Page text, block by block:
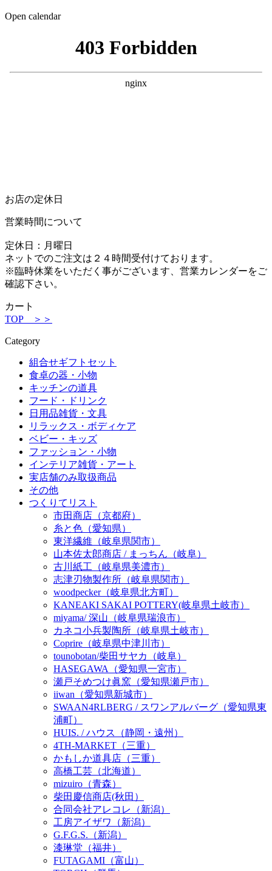
Open calendar
お店の定休日
営業時間について
定休日：月曜日
ネットでのご注文は２４時間受付けております。
※臨時休業をいただく事がございます、営業カレンダーをご
確認下さい。
カート
TOP ＞＞
Category
組合せギフトセット
食卓の器・小物
キッチンの道具
フード・ドリンク
日用品雑貨・文具
リラックス・ボディケア
ベビー・キッズ
ファッション・小物
インテリア雑貨・アート
実店舗のみ取扱商品
その他
つくりてリスト
市田商店（京都府）
糸と色（愛知県）
東洋繊維（岐阜県関市）
山本佐太郎商店 / まっちん（岐阜）
古川紙工（岐阜県美濃市）
志津刃物製作所（岐阜県関市）
woodpecker（岐阜県北方町）
KANEAKI SAKAI POTTERY(岐阜県土岐市）
miyama/ 深山（岐阜県瑞浪市）
カネコ小兵製陶所（岐阜県土岐市）
Coprire（岐阜県中津川市）
tounobotan/柴田サヤカ（岐阜）
HASEGAWA（愛知県一宮市）
瀬戸そめつけ眞窯（愛知県瀬戸市）
iiwan（愛知県新城市）
SWAAN4RLBERG / スワンアルバーグ（愛知県東
浦町）
HUIS. / ハウス（静岡・遠州）
4TH-MARKET（三重）
かもしか道具店（三重）
高橋工芸（北海道）
mizuiro（青森）
柴田慶信商店(秋田）
合同会社アレコレ（新潟）
工房アイザワ（新潟）
G.F.G.S.（新潟）
漆琳堂（福井）
FUTAGAMI（富山）